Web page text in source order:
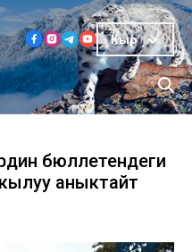
Кыр
бюллетендеги
аныктайт